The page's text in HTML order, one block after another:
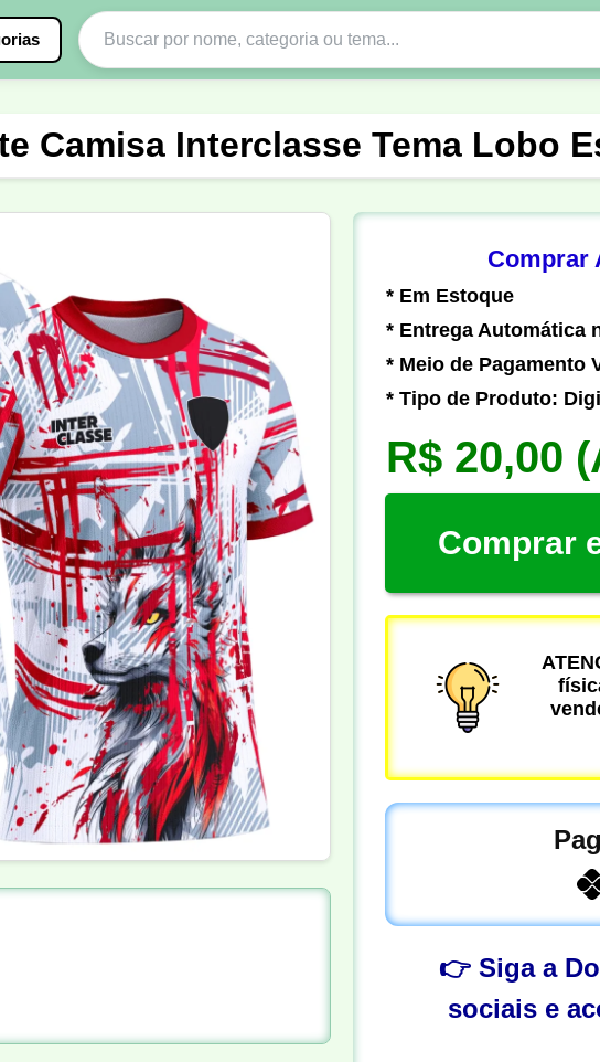
Vôlei
Designer Pedagogia Biologia Geografia
Camisa Interclasse Tema Lobo
Comprar
* Em Estoque
* Entrega Automática
* Meio de Pagamento
* Tipo de Produto:
R$ 20,00
Comprar
👉 Siga a
sociais e